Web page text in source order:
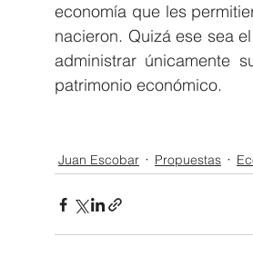
economía que les
nacieron. Quizá ese sea
administrar únicamente
patrimonio económico.
Juan Escobar Propuestas